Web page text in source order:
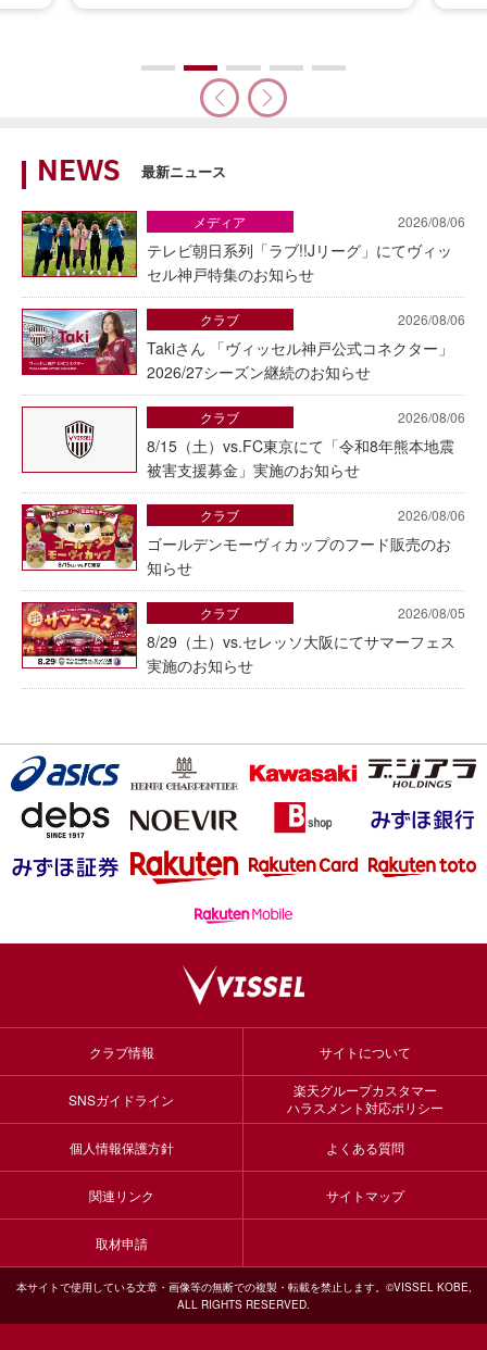
NEWS 最新ニュース
2026/08/06
テレビ朝日系列「ラブ!!Jリーグ」にてヴィッ
セル神戸特集のお知らせ
メディア
2026/08/06
Takiさん 「ヴィッセル神戸公式コネクター」
2026/27シーズン継続のお知らせ
クラブ
2026/08/06
8/15（土）vs.FC東京にて「令和8年熊本地震
被害支援募金」実施のお知らせ
クラブ
2026/08/06
ゴールデンモーヴィカップのフード販売のお
知らせ
クラブ
2026/08/05
8/29（土）vs.セレッソ大阪にてサマーフェス
実施のお知らせ
クラブ
クラブ情報 サイトについて
SNSガイドライン
楽天グループカスタマー
ハラスメント対応ポリシー
個人情報保護方針 よくある質問
関連リンク サイトマップ
取材申請
本サイトで使用している文章・画像等の無断での複製・転載を禁止します。©VISSEL KOBE,
ALL RIGHTS RESERVED.